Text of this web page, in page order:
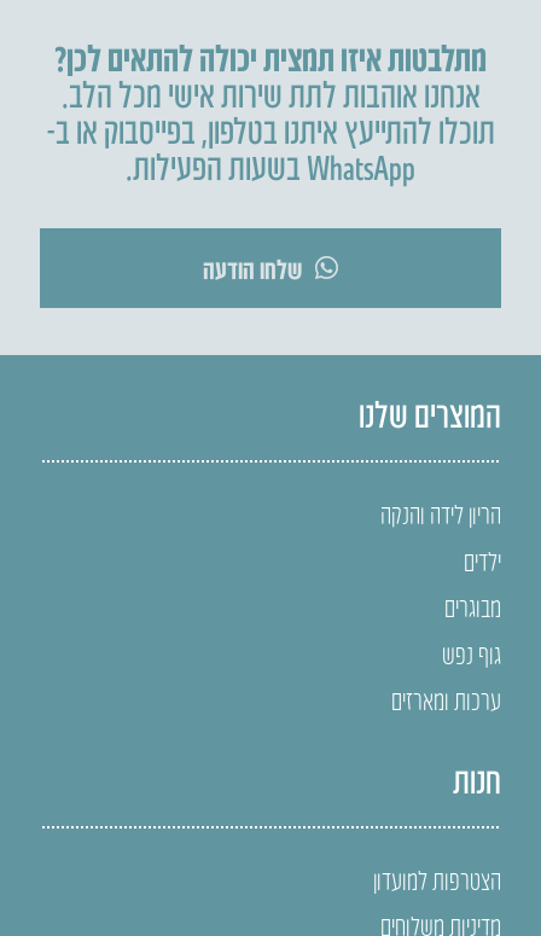
מתלבטות איזו תמצית יכולה להתאים לכן?
אנחנו אוהבות לתת שירות אישי מכל הלב.
תוכלו להתייעץ איתנו בטלפון,בפייסבוק או ב-
WhatsApp בשעות הפעילות.
שלחו הודעה
המוצרים שלנו
הריון לידה והנקה
ילדים
מבוגרים
גוף נפש
ערכות ומארזים
חנות
הצטרפות למועדון
מדיניות משלוחים